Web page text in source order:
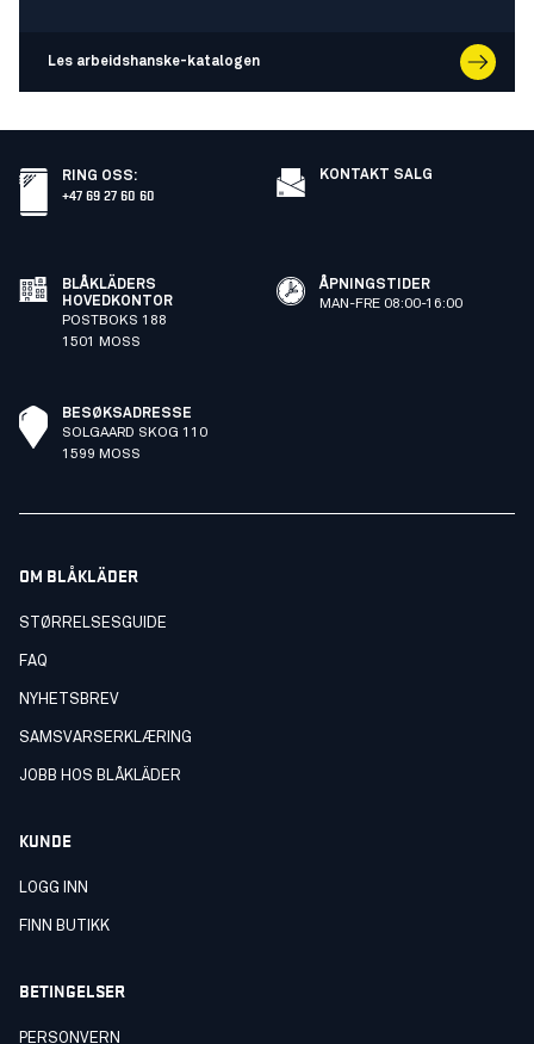
Les arbeidshanske-katalogen
RING OSS:
+47 69 27 60 60
KONTAKT SALG
BLÅKLÄDERS
HOVEDKONTOR
POSTBOKS 188
1501 MOSS
ÅPNINGSTIDER
MAN-FRE 08:00-16:00
BESØKSADRESSE
SOLGAARD SKOG 110
1599 MOSS
OM BLÅKLÄDER
STØRRELSESGUIDE
FAQ
NYHETSBREV
SAMSVARSERKLÆRING
JOBB HOS BLÅKLÄDER
KUNDE
LOGG INN
FINN BUTIKK
BETINGELSER
PERSONVERN